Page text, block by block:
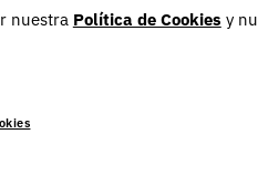
a 6 años con dificultades del
sobre todo, de
dirigidos a niños y niñas de 0
nuestra Política de Cookies y